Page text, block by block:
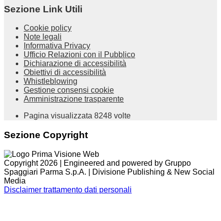
Sezione Link Utili
Cookie policy
Note legali
Informativa Privacy
Ufficio Relazioni con il Pubblico
Dichiarazione di accessibilità
Obiettivi di accessibilità
Whistleblowing
Gestione consensi cookie
Amministrazione trasparente
Pagina visualizzata 8248 volte
Sezione Copyright
Copyright 2026 | Engineered and powered by Gruppo
Spaggiari Parma S.p.A. | Divisione Publishing & New Social
Media
Disclaimer trattamento dati personali